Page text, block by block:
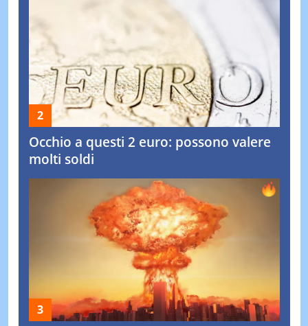
Occhio a questi 2 euro: possono valere
molti soldi